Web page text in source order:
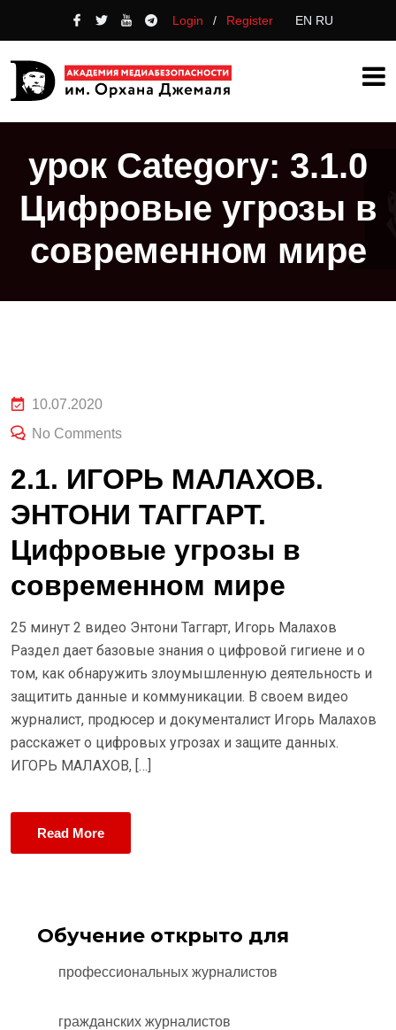
Login / Register EN RU
урок Category: 3.1.0
Цифровые угрозы в
современном мире
10.07.2020
No Comments
2.1. ИГОРЬ МАЛАХОВ.
ЭНТОНИ ТАГГАРТ.
Цифровые угрозы в
современном мире
25 минут 2 видео Энтони Таггарт, Игорь Малахов
Раздел дает базовые знания о цифровой гигиене и о
том, как обнаружить злоумышленную деятельность и
защитить данные и коммуникации. В своем видео
журналист, продюсер и документалист Игорь Малахов
расскажет о цифровых угрозах и защите данных.
ИГОРЬ МАЛАХОВ, […]
Read More
Обучение открыто для
профессиональных журналистов
гражданских журналистов